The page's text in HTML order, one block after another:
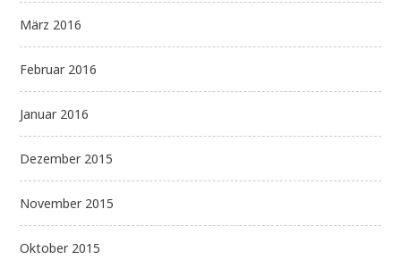
März 2016
Februar 2016
Januar 2016
Dezember 2015
November 2015
Oktober 2015